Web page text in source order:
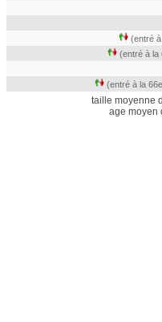
(entré
(entré à la
(entré à la
taille moyenne
age moyen